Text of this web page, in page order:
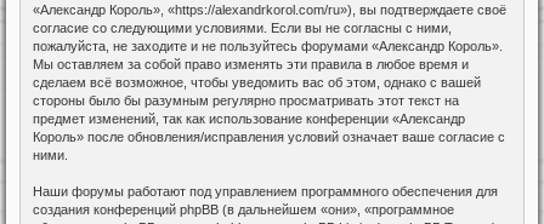
«Александр Король», «https://alexandrkorol.com/ru»), вы подтверждаете своё
согласие со следующими условиями. Если вы не согласны с ними,
пожалуйста, не заходите и не пользуйтесь форумами «Александр Король».
Мы оставляем за собой право изменять эти правила в любое время и
сделаем всё возможное, чтобы уведомить вас об этом, однако с вашей
стороны было бы разумным регулярно просматривать этот текст на
предмет изменений, так как использование конференции «Александр
Король» после обновления/исправления условий означает ваше согласие с
ними.
Наши форумы работают под управлением программного обеспечения для
создания конференций phpBB (в дальнейшем «они», «программное